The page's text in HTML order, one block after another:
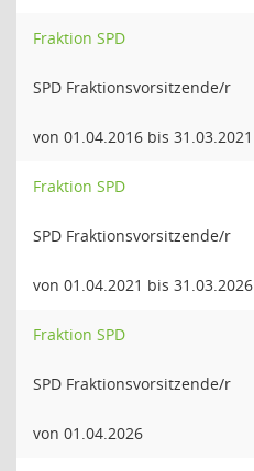
Fraktion SPD
SPD Fraktionsvorsitzende/r
von 01.04.2016 bis 31.03.2021
Fraktion SPD
SPD Fraktionsvorsitzende/r
von 01.04.2021 bis 31.03.2026
Fraktion SPD
SPD Fraktionsvorsitzende/r
von 01.04.2026